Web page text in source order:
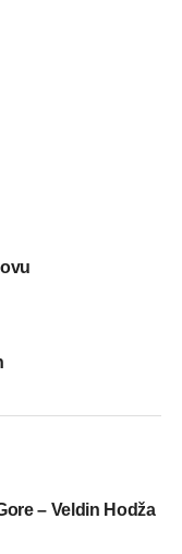
– Veldin Hodža